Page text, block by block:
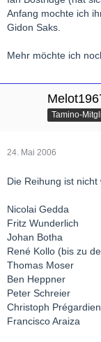
Anfang mochte ich
Gidon Saks.
Mehr möchte ich
Tamino-
24. Mai 2006
Die Reihung ist nicht
Nicolai Gedda
Fritz Wunderlich
Johan Botha
René Kollo (bis zu
Thomas Moser
Ben Heppner
Peter Schreier
Christoph Prégardien
Francisco Araiza